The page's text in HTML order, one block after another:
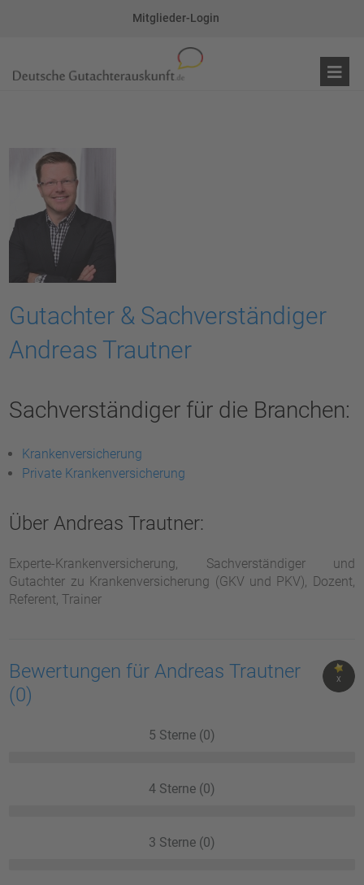
Mitglieder-Login
Gutachter & Sachverständiger
Andreas Trautner
Sachverständiger für die Branchen:
Krankenversicherung
Private Krankenversicherung
Über Andreas Trautner:
Experte-Krankenversicherung, Sachverständiger und
Gutachter zu Krankenversicherung (GKV und PKV), Dozent,
Referent, Trainer
X
Bewertungen für Andreas Trautner
(0)
5 Sterne (0)
4 Sterne (0)
3 Sterne (0)